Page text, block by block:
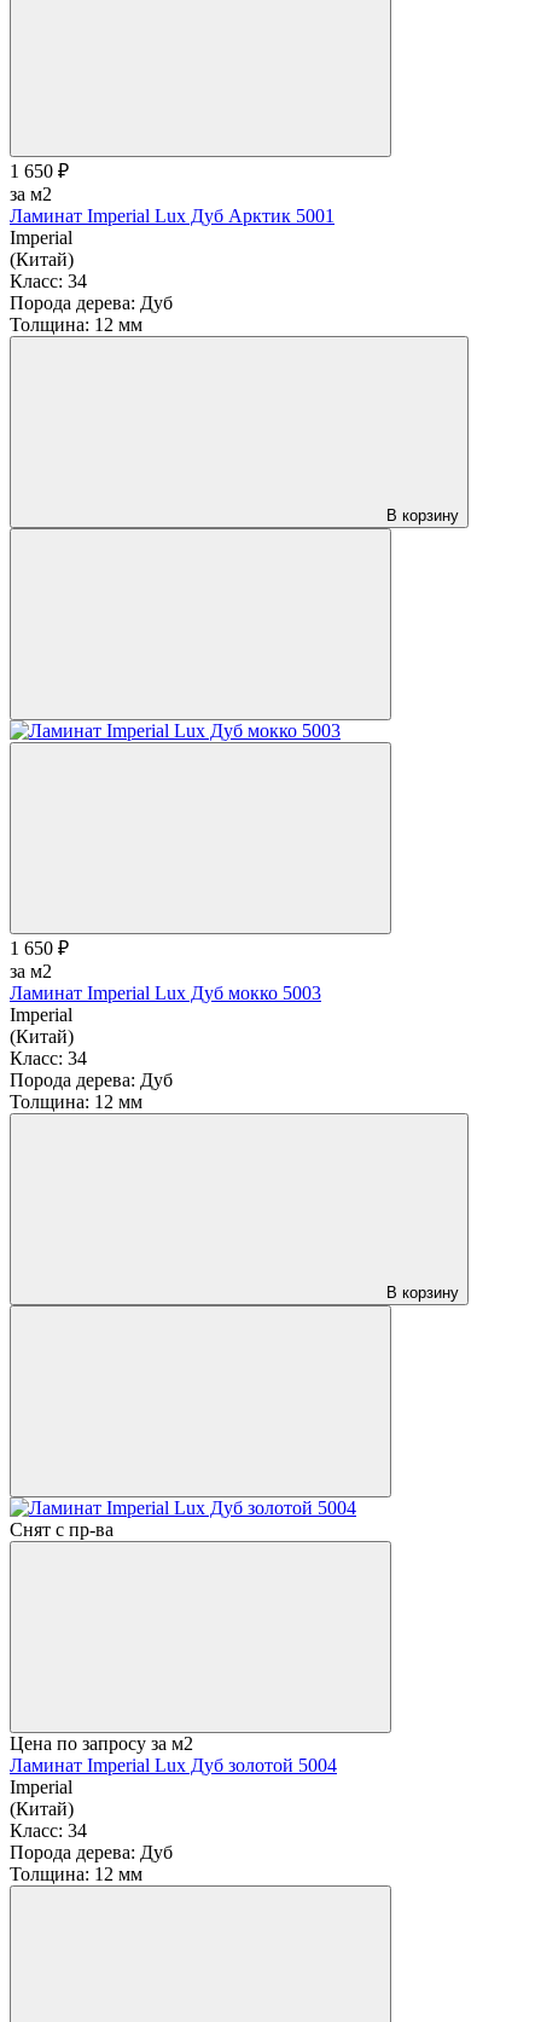
1 650 ₽
за м2
Ламинат Imperial Lux Дуб Арктик 5001
Imperial
(Китай)
Класс: 34
Порода дерева: Дуб
Толщина: 12 мм
В корзину
1 650 ₽
за м2
Ламинат Imperial Lux Дуб мокко 5003
Imperial
(Китай)
Класс: 34
Порода дерева: Дуб
Толщина: 12 мм
В корзину
Снят с пр-ва
Цена по запросу за м2
Ламинат Imperial Lux Дуб золотой 5004
Imperial
(Китай)
Класс: 34
Порода дерева: Дуб
Толщина: 12 мм